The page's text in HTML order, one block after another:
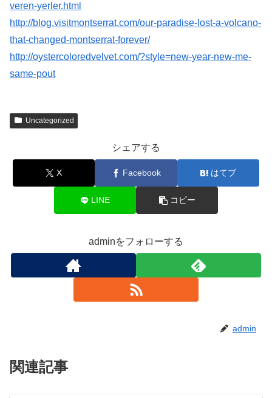
veren-yerler.html
http://blog.visitmontserrat.com/our-paradise-lost-a-volcano-
that-changed-montserrat-forever/
http://oystercoloredvelvet.com/?style=new-year-new-me-
same-pout
Uncategorized
シェアする
X Facebook はてブ
LINE コピー
adminをフォローする
admin
関連記事